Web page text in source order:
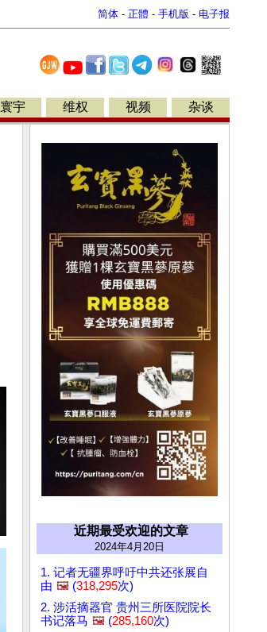
简体 - 正體 - 手机版 - 电子报
寰宇 维权 视频 杂谈
近期最受欢迎的文章
2024年4月20日
1. 记者无疆界呼吁中共还张展自
由 🖼️ (318,295次)
2. 涉活摘器官 贵州三所医院院长
书记落马 🖼️ (285,160次)